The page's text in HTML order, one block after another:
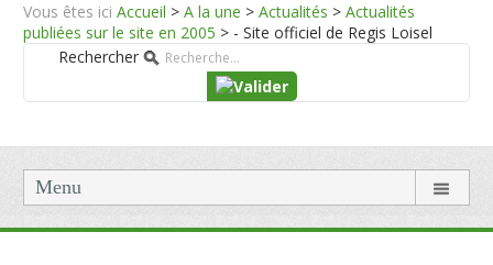
Vous êtes ici Accueil > A la une > Actualités > Actualités
publiées sur le site en 2005 > - Site officiel de Regis Loisel
Rechercher
Menu